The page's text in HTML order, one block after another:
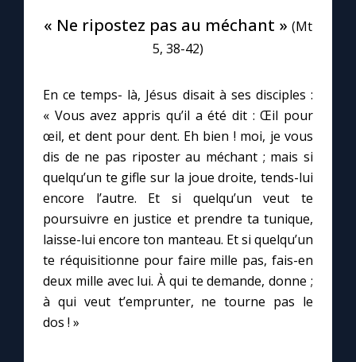
Le site internet
Prier au quotidien
Avec Thérèse de Lisieux
L'Évangile chaque jour
Les premiers samedis du mois
Marie qui défait les nœuds
« Ne ripostez pas au méchant » (Mt
5, 38-42)
En ce temps- là, Jésus disait à ses disciples :
« Vous avez appris qu’il a été dit : Œil pour
œil, et dent pour dent. Eh bien ! moi, je vous
dis de ne pas riposter au méchant ; mais si
quelqu’un te gifle sur la joue droite, tends-lui
encore l’autre. Et si quelqu’un veut te
poursuivre en justice et prendre ta tunique,
laisse-lui encore ton manteau. Et si quelqu’un
te réquisitionne pour faire mille pas, fais-en
deux mille avec lui. À qui te demande, donne ;
à qui veut t’emprunter, ne tourne pas le
dos ! »